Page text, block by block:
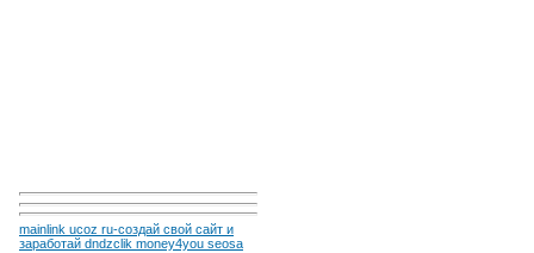
mainlink ucoz ru-создай свой сайт и
заработай dndzclik money4you seosa